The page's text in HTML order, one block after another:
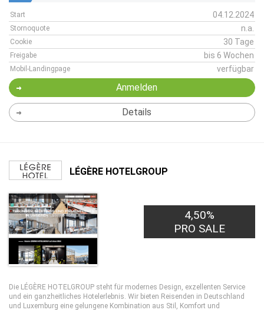
Start 04.12.2024
Stornoquote n.a.
Cookie 30 Tage
Freigabe bis 6 Wochen
Mobil-Landingpage verfügbar
Anmelden
Details
LÉGÈRE HOTELGROUP
4,50%
PRO SALE
Die LÉGÈRE HOTELGROUP steht für modernes Design, exzellenten Service
und ein ganzheitliches Hotelerlebnis. Wir bieten Reisenden in Deutschland
und Luxemburg eine gelungene Kombination aus Stil, Komfort und